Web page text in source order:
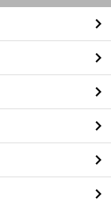
閉
る